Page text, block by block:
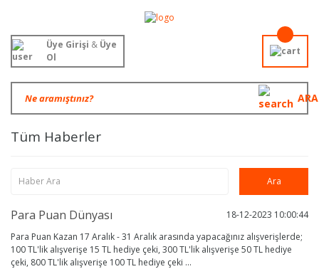
ARA
Üye Girişi &Üye
Ol
Tüm Haberler
Para Puan Dünyası
18-12-2023 10:00:44
Para Puan Kazan 17 Aralık - 31 Aralık arasında yapacağınız alışverişlerde;
100 TL'lik alışverişe 15 TL hediye çeki, 300 TL'lik alışverişe 50 TL hediye
çeki, 800 TL'lik alışverişe 100 TL hediye çeki ...